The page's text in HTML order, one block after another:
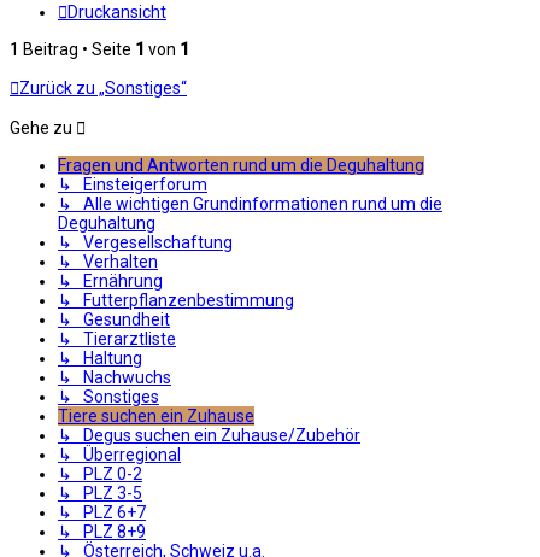
Druckansicht
1 Beitrag • Seite 1 von 1
Zurück zu „Sonstiges“
Gehe zu
Fragen und Antworten rund um die Deguhaltung
↳ Einsteigerforum
↳ Alle wichtigen Grundinformationen rund um die
Deguhaltung
↳ Vergesellschaftung
↳ Verhalten
↳ Ernährung
↳ Futterpflanzenbestimmung
↳ Gesundheit
↳ Tierarztliste
↳ Haltung
↳ Nachwuchs
↳ Sonstiges
Tiere suchen ein Zuhause
↳ Degus suchen ein Zuhause/Zubehör
↳ Überregional
↳ PLZ 0-2
↳ PLZ 3-5
↳ PLZ 6+7
↳ PLZ 8+9
↳ Österreich, Schweiz u.a.